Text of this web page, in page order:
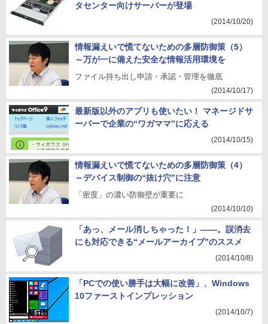
タセンター向けサーバーが登場
(2014/10/20)
情報漏えいで慌てないための多層防御策（5）
～万が一に備えた安全な情報活用環境を
ファイル持ち出し申請・承認・管理を徹底
(2014/10/17)
最新版以外のアプリも使いたい！ マネージドサ
ーバーで企業の“ワガママ”に応える
(2014/10/15)
情報漏えいで慌てないための多層防御策（4）
～デバイス制御の“抜け穴”に注意
「密度」の濃い防御壁が重要に
(2014/10/10)
「あっ、メール消しちゃった！」――。誤消去
にも対応できる“メールアーカイブ”のススメ
(2014/10/8)
「PCでの使い勝手は大幅に改善」、Windows
10ファーストインプレッション
(2014/10/7)